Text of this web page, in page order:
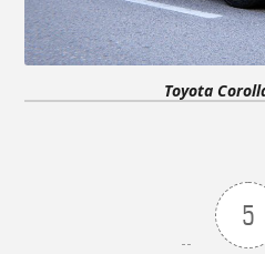
Toyota
5